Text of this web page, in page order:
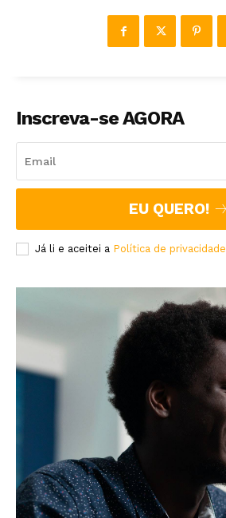
Inscreva-se AGORA
EU QUERO!
Já li e aceitei a Política de privacidade